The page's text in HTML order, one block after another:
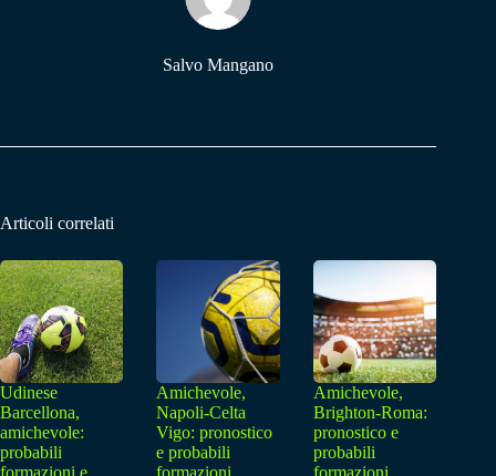
Salvo Mangano
Articoli correlati
Udinese
Barcellona,
amichevole:
probabili
Amichevole,
Napoli-Celta
Vigo: pronostico
e probabili
Amichevole,
Brighton-Roma:
pronostico e
probabili